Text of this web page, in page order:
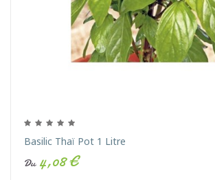
Basilic Thaï Pot 1 Litre
Du 4,08 €